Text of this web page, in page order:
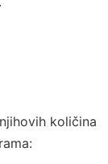
količina